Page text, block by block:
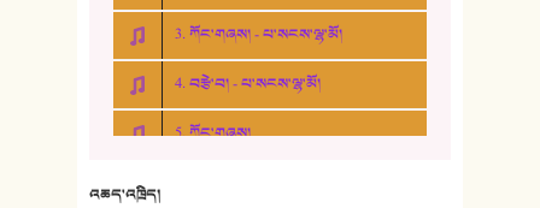
3. ཀོང་གཞས། - པ་སངས་ལྷ་མོ།
4. བརྩེ་བ། - པ་སངས་ལྷ་མོ།
5. ཀོང་གཞས།
འཆད་འཁྲིད།